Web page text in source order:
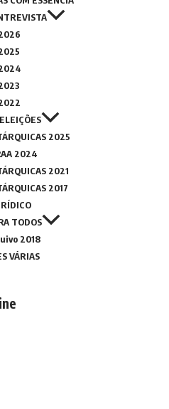
2025
2024
2021
2017
TODOS
2018
VÁRIAS